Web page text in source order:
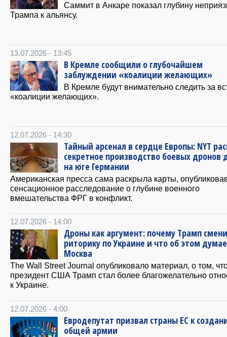
Саммит в Анкаре показал глубину
Трампа к альянсу.
13.07.2026 - 13:45
В Кремле сообщили о глубочайшем
заблуждении «коалиции желающих»
В Кремле будут внимательно следить за
«коалиции желающих».
12.07.2026 - 14:30
Тайный арсенал в сердце Европы: NYT
секретное производство боевых дронов
на юге Германии
Американская пресса сама раскрыла карты,
сенсационное расследование о глубине военного
вмешательства ФРГ в конфликт.
12.07.2026 - 14:00
Дроны как аргумент: почему Трамп
риторику по Украине и что об этом
Москва
The Wall Street Journal опубликовало материал, о том,
президент США Трамп стал более благожелательно
к Украине.
12.07.2026 - 4:00
Евродепутат призвал страны ЕС к
общей армии